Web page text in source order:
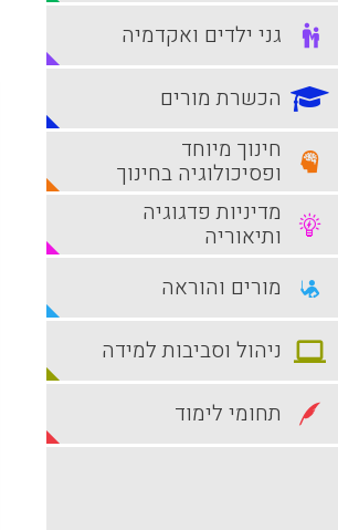
גני ילדים ואקדמיה
הכשרת מורים
חינוך מיוחד
ופסיכולוגיה בחינוך
מדיניות פדגוגיה
ותיאוריה
מורים והוראה
ניהול וסביבות למידה
תחומי לימוד